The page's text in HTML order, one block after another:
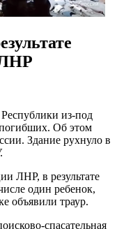
из-под
погибших. Об этом
Здание рухнуло в
ЛНР, в результате
один ребенок,
объявили траур.
спасательная